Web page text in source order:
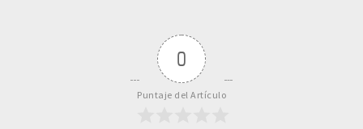
0
Puntaje del Artículo